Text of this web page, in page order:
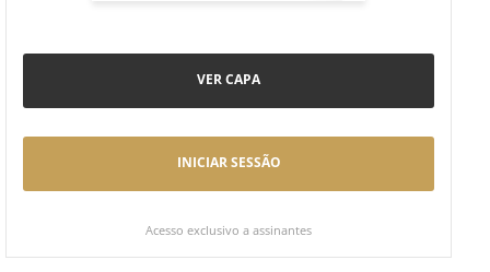
VER CAPA
INICIAR SESSÃO
Acesso exclusivo a assinantes